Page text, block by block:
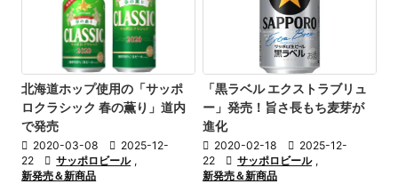
北海道ホップ使用の「サッポ
ロクラシック 春の薫り」道内
で発売
 2020-03-08  2025-12-
22
 サッポロビール ,
新発売＆新商品
「黒ラベル エクストラブリュ
ー」発売！旨さ長もち麦芽が
進化
 2020-02-18  2025-12-
22
 サッポロビール ,
新発売＆新商品